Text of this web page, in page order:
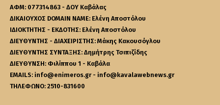
ΑΦΜ: 077314863 - ΔΟΥ Καβάλας
ΔΙΚΑΙΟΥΧΟΣ DOMAIN NAME: Ελένη Αποστόλου
ΙΔΙΟΚΤΗΤΗΣ - ΕΚΔΟΤΗΣ: Ελένη Αποστόλου
ΔΙΕΥΘΥΝΤΗΣ - ΔΙΑΧΕΙΡΙΣΤΗΣ: Μάκης Κακουσόγλου
ΔΙΕΥΘΥΝΤΗΣ ΣΥΝΤΑΞΗΣ: Δημήτρης Τσιπιζίδης
ΔΙΕΥΘΥΝΣΗ: Φιλίππου 1 - Καβάλα
EMAILS: info@enimeros.gr - info@kavalawebnews.gr
ΤΗΛΕΦΩΝΟ: 2510-831600